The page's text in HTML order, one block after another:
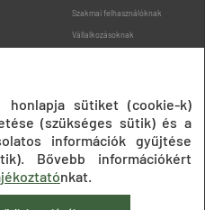
Szakmai felhasználóknak
Vállalkozásoknak
Oldaltérkép
honlapja sütiket (cookie-k)
(szükséges sütik) és a
információk gyűjtése
Bővebb információkért
nkat.